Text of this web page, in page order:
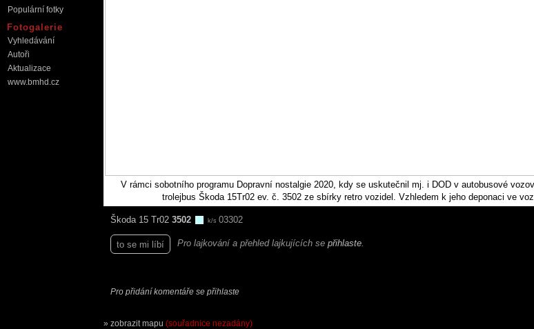
V rámci sobotního programu Dopravní nostalgie 2020, kdy se uskutečnil mj. i DOD v autobusové
trolejbus Škoda 15Tr02 ev. č. 3502 ze sbírky retro vozidel. Vzhledem k jeho deponaci ve
Škoda 15 Tr02 3502 k/s 03302
to se mi líbí Pro lajkování a přehled lajkujících se přihlaste.
Pro přidání komentáře se přihlaste
zobrazit mapu (souřadnice nezadány)
Populární fotky
Fotogalerie
Vyhledávání
Autoři
Aktualizace
www.bmhd.cz